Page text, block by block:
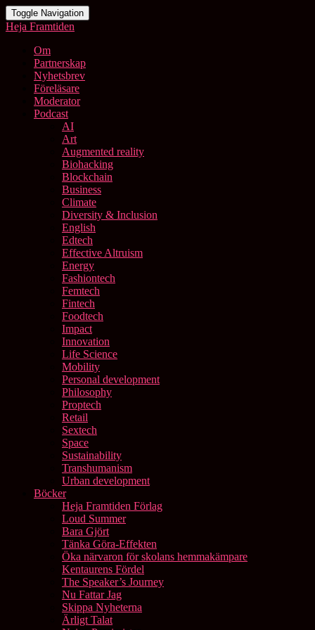
Toggle Navigation
Heja Framtiden
Om
Partnerskap
Nyhetsbrev
Föreläsare
Moderator
Podcast
AI
Art
Augmented reality
Biohacking
Blockchain
Business
Climate
Diversity & Inclusion
English
Edtech
Effective Altruism
Energy
Fashiontech
Femtech
Fintech
Foodtech
Impact
Innovation
Life Science
Mobility
Personal development
Philosophy
Proptech
Retail
Sextech
Space
Sustainability
Transhumanism
Urban development
Böcker
Heja Framtiden Förlag
Loud Summer
Bara Gjört
Tänka Göra-Effekten
Öka närvaron för skolans hemmakämpare
Kentaurens Fördel
The Speaker’s Journey
Nu Fattar Jag
Skippa Nyheterna
Ärligt Talat